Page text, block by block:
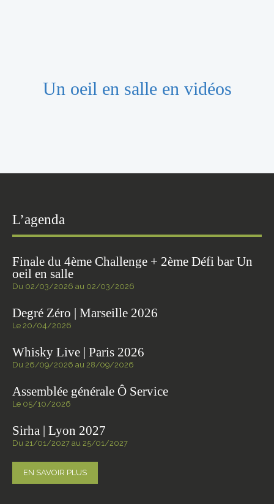
Un oeil en salle en vidéos
L’agenda
Finale du 4ème Challenge + 2ème Défi bar Un
oeil en salle
Du 02/03/2026 au 02/03/2026
Degré Zéro | Marseille 2026
Le 20/04/2026
Whisky Live | Paris 2026
Du 26/09/2026 au 28/09/2026
Assemblée générale Ô Service
Le 05/10/2026
Sirha | Lyon 2027
Du 21/01/2027 au 25/01/2027
EN SAVOIR PLUS